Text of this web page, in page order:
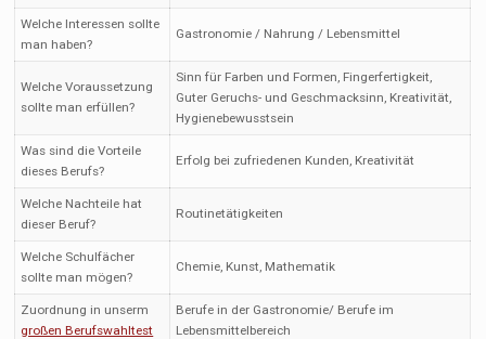
Welche Interessen sollte
man haben?
Gastronomie / Nahrung / Lebensmittel
Welche Voraussetzung
sollte man erfüllen?
Sinn für Farben und Formen, Fingerfertigkeit,
Guter Geruchs- und Geschmacksinn, Kreativität,
Hygienebewusstsein
Was sind die Vorteile
dieses Berufs?
Erfolg bei zufriedenen Kunden, Kreativität
Welche Nachteile hat
dieser Beruf?
Routinetätigkeiten
Welche Schulfächer
sollte man mögen?
Chemie, Kunst, Mathematik
Zuordnung in unserm
großen Berufswahltest
Berufe in der Gastronomie/ Berufe im
Lebensmittelbereich